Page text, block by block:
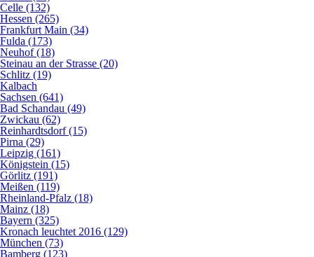
Celle (132)
Hessen (265)
Frankfurt Main (34)
Fulda (173)
Neuhof (18)
Steinau an der Strasse (20)
Schlitz (19)
Kalbach
Sachsen (641)
Bad Schandau (49)
Zwickau (62)
Reinhardtsdorf (15)
Pirna (29)
Leipzig (161)
Königstein (15)
Görlitz (191)
Meißen (119)
Rheinland-Pfalz (18)
Mainz (18)
Bayern (325)
Kronach leuchtet 2016 (129)
München (73)
Bamberg (123)